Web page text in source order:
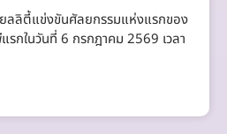
ลลิตี้แข่งขันศัลยกรรมแห่งแรกของ
รกในวันที่ 6 กรกฎาคม 2569 เวลา